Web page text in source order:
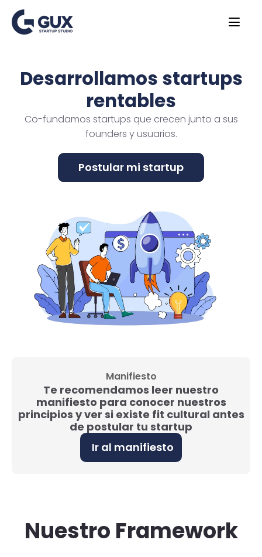
Desarrollamos startups
rentables
Co-fundamos startups que crecen junto a sus
founders y usuarios.
Manifiesto
Te recomendamos leer nuestro
manifiesto para conocer nuestros
principios y ver si existe fit cultural antes
de postular tu startup
Ir al manifiesto
Nuestro Framework